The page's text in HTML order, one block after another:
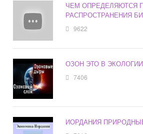
ЧЕМ ОПРЕДЕЛЯЮТСЯ
РАСПРОСТРАНЕНИЯ
9622
ОЗОН ЭТО В ЭКОЛОГИИ
7406
ИОРДАНИЯ